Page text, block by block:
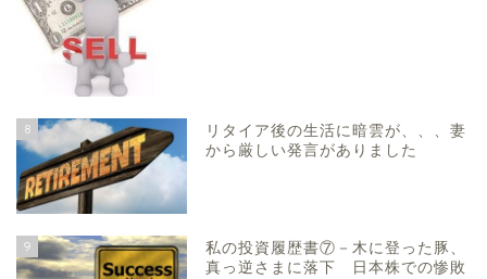
8
リタイア後の生活に暗雲が、、、妻
から厳しい発言がありました
9
私の投資履歴書⑦－木に登った豚、
真っ逆さまに落下 日本株での惨敗